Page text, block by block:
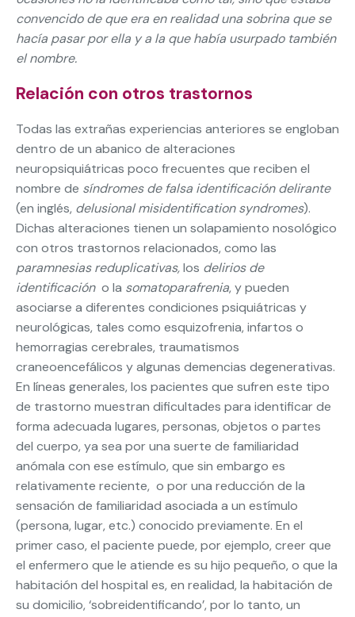
convencido de que era en realidad una sobrina que se
hacía pasar por ella y a la que había usurpado también
el nombre.
Relación con otros trastornos
Todas las extrañas experiencias anteriores se engloban
dentro de un abanico de alteraciones
neuropsiquiátricas poco frecuentes que reciben el
nombre de síndromes de falsa identificación delirante
(en inglés, delusional misidentification syndromes).
Dichas alteraciones tienen un solapamiento nosológico
con otros trastornos relacionados, como las
paramnesias reduplicativas,los delirios de
identificación o la somatoparafrenia, y pueden
asociarse a diferentes condiciones psiquiátricas y
neurológicas, tales como esquizofrenia, infartos o
hemorragias cerebrales, traumatismos
craneoencefálicos y algunas demencias degenerativas.
En líneas generales, los pacientes que sufren este tipo
de trastorno muestran dificultades para identificar de
forma adecuada lugares, personas, objetos o partes
del cuerpo, ya sea por una suerte de familiaridad
anómala con ese estímulo, que sin embargo es
relativamente reciente, o por una reducción de la
sensación de familiaridad asociada a un estímulo
(persona, lugar, etc.) conocido previamente. En el
primer caso, el paciente puede, por ejemplo, creer que
el enfermero que le atiende es su hijo pequeño, o que la
habitación del hospital es, en realidad, la habitación de
su domicilio, ‘sobreidentificando’, por lo tanto, un